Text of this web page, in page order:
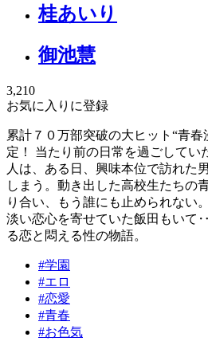
桂あいり
御池慧
3,210
お気に入りに登録
累計７０万部突破の大ヒット“青
定！ 当たり前の日常を過ごしてい
人は、ある日、興味本位で訪れた
しまう。動き出した高校生たちの
り合い、もう誰にも止められない
淡い恋心を寄せていた飯田もい
る恋と悶える性の物語。
#学園
#エロ
#恋愛
#青春
#お色気